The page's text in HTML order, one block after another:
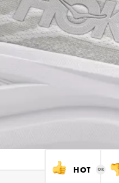
HOT